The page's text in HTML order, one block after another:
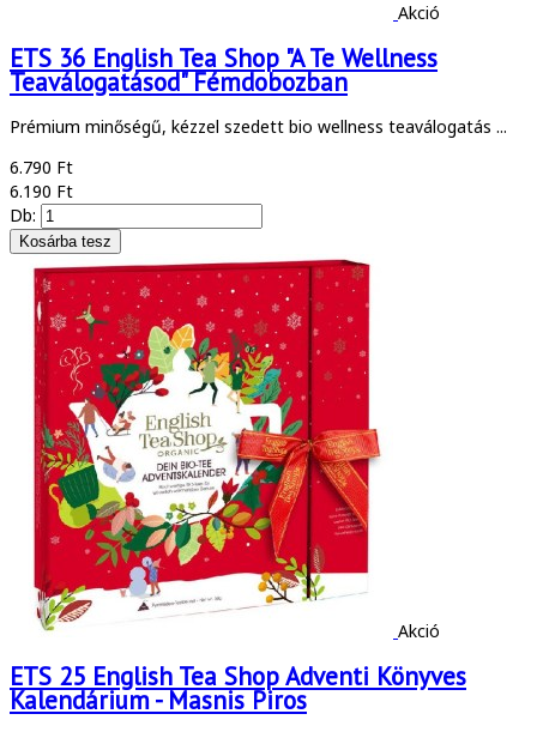
Akció
ETS 36 English Tea Shop "A Te Wellness
Teaválogatásod" Fémdobozban
Prémium minőségű, kézzel szedett bio wellness teaválogatás ...
6.790 Ft
6.190 Ft
Db:
Akció
ETS 25 English Tea Shop Adventi Könyves
Kalendárium - Masnis Piros